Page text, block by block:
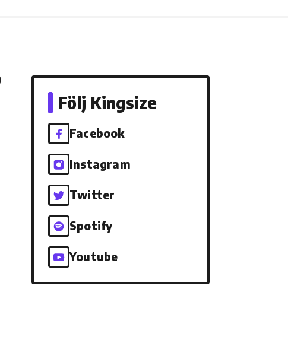
Följ Kingsize
Facebook
Instagram
Twitter
Spotify
Youtube